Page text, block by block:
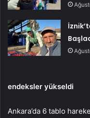
endeksler yükseldi
Ankara’da 6 tablo